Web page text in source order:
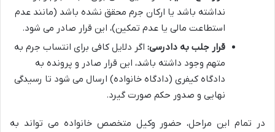
نداشته باشد یا ارکان جرم محقق نشده باشد (مانند عدم
استطاعت مالی یا عدم تمکین)، این قرار صادر می شود.
قرار جلب به دادرسی: اگر دلایل کافی برای انتساب جرم به
متهم وجود داشته باشد، این قرار صادر و پرونده به
دادگاه کیفری (دادگاه خانواده) ارسال می شود تا رسیدگی
نهایی و صدور حکم صورت گیرد.
در تمام این مراحل، حضور وکیل متخصص خانواده می تواند به